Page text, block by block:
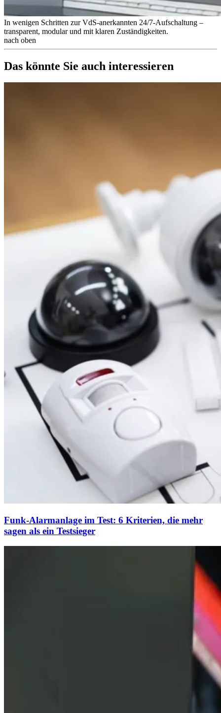
In wenigen Schritten zur VdS-anerkannten 24/7-Aufschaltung –
transparent, modular und mit klaren Zuständigkeiten.
nach oben
Das könnte Sie auch interessieren
Funk-Alarmanlage im Test: 6 Kriterien, die mehr
sagen als ein Testsieger